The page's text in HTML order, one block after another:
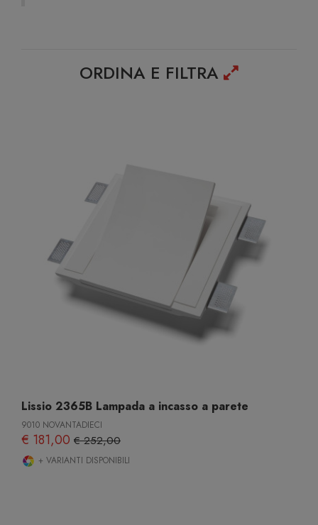
ORDINA E FILTRA
Lissio 2365B Lampada a incasso a parete
9010 NOVANTADIECI
€ 181,00 € 252,00
+ VARIANTI DISPONIBILI